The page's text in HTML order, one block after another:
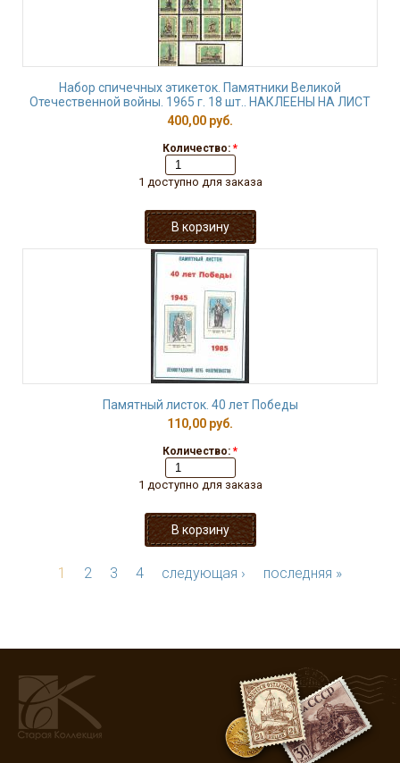
Набор спичечных этикеток. Памятники Великой
Отечественной войны. 1965 г. 18 шт.. НАКЛЕЕНЫ НА ЛИСТ
400,00 руб.
Количество: *
1 доступно для заказа
Памятный листок. 40 лет Победы
110,00 руб.
Количество: *
1 доступно для заказа
1 2 3 4 следующая › последняя »